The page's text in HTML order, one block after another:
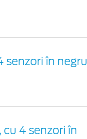
senzori în negru
4 senzori în